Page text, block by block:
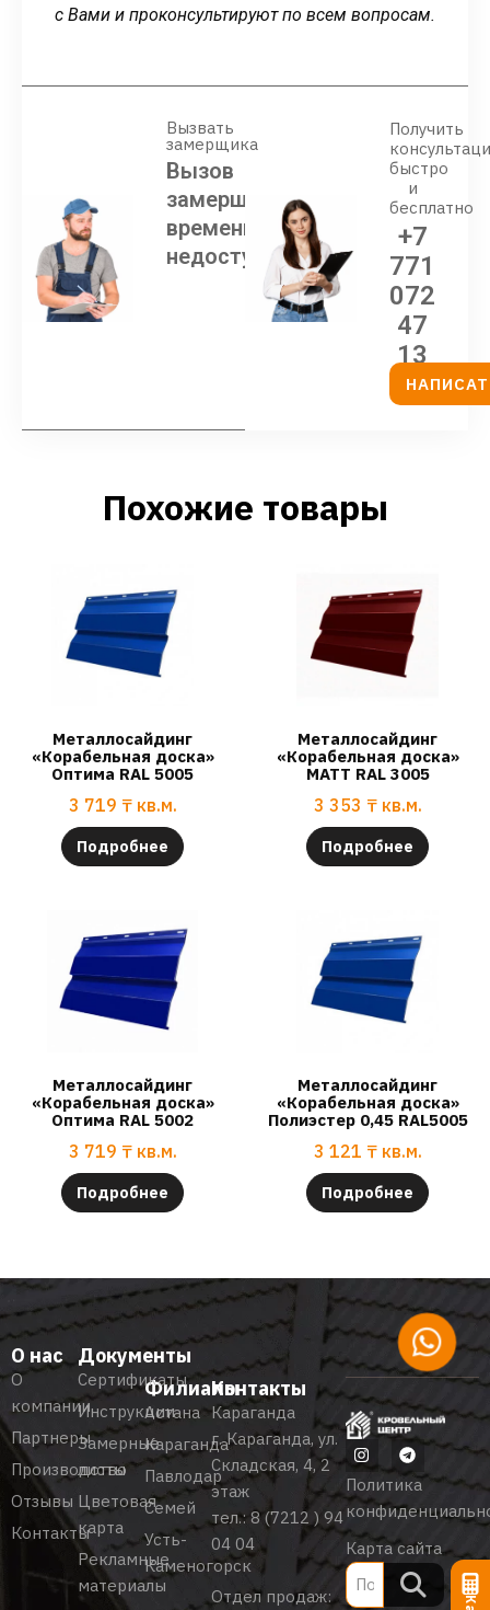
с Вами и проконсультируют по всем вопросам.
Вызвать
замерщика
Вызов
замерщика
временно
недоступен
Получить
быстро
и
бесплатно
+7
771
072
47
13
Похожие товары
Металлосайдинг
«Корабельная доска»
Оптима RAL 5005
3 719 ₸ кв.м.
Подробнее
Металлосайдинг
«Корабельная доска»
МАТТ RAL 3005
3 353 ₸ кв.м.
Подробнее
Металлосайдинг
«Корабельная доска»
Оптима RAL 5002
3 719 ₸ кв.м.
Подробнее
Металлосайдинг
«Корабельная доска»
Полиэстер 0,45 RAL5005
3 121 ₸ кв.м.
Подробнее
О нас
О
компании
Партнеры
Производство
Отзывы
Контакты
Документы
Сертификаты
Инструкции
Замерные
листы
Цветовая
карта
Рекламные
материалы
Филиалы
Астана
Караганда
Павлодар
Семей
Усть-
Каменогорск
Контакты
Караганда
г. Караганда, ул.
Складская, 4, 2
этаж
тел.:8 (7212 ) 94
04 04
Отдел продаж:
Политика
Карта сайта